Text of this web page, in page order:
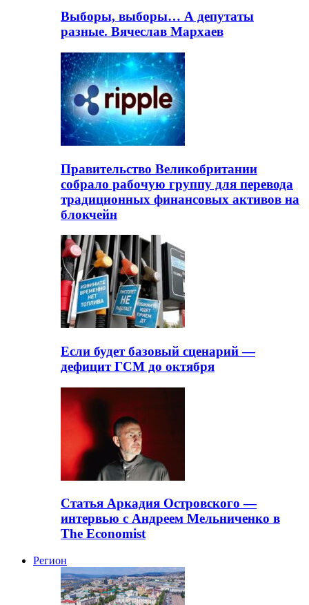
Выборы, выборы… А депутаты
разные. Вячеслав Мархаев
Правительство Великобритании
собрало рабочую группу для перевода
традиционных финансовых активов на
блокчейн
Если будет базовый сценарий —
дефицит ГСМ до октября
Статья Аркадия Островского —
интервью с Андреем Мельниченко в
The Economist
Регион